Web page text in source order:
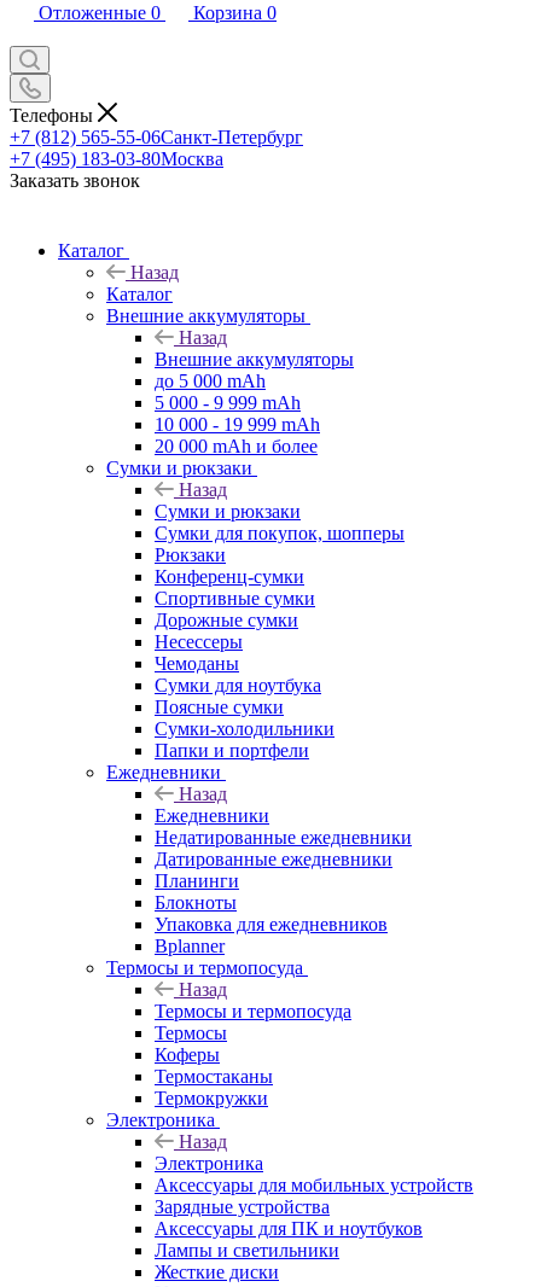
Отложенные 0 Корзина 0
Телефоны
+7 (812) 565-55-06Санкт-Петербург
+7 (495) 183-03-80Москва
Заказать звонок
Каталог
Назад
Каталог
Внешние аккумуляторы
Назад
Внешние аккумуляторы
до 5 000 mAh
5 000 - 9 999 mAh
10 000 - 19 999 mAh
20 000 mAh и более
Сумки и рюкзаки
Назад
Сумки и рюкзаки
Сумки для покупок, шопперы
Рюкзаки
Конференц-сумки
Спортивные сумки
Дорожные сумки
Несессеры
Чемоданы
Сумки для ноутбука
Поясные сумки
Сумки-холодильники
Папки и портфели
Ежедневники
Назад
Ежедневники
Недатированные ежедневники
Датированные ежедневники
Планинги
Блокноты
Упаковка для ежедневников
Bplanner
Термосы и термопосуда
Назад
Термосы и термопосуда
Термосы
Коферы
Термостаканы
Термокружки
Электроника
Назад
Электроника
Аксессуары для мобильных устройств
Зарядные устройства
Аксессуары для ПК и ноутбуков
Лампы и светильники
Жесткие диски